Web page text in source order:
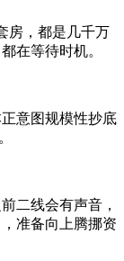
房，都是几千万
在等待时机。
意图规模性抄底
二线会有声音，
准备向上腾挪资